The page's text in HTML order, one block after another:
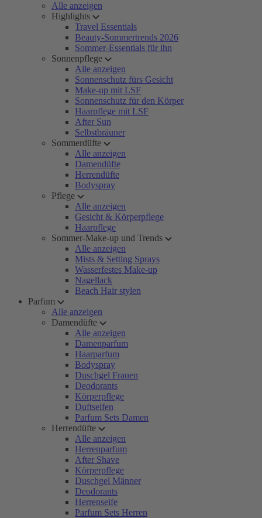
Alle anzeigen
Highlights
Travel Essentials
Beauty-Sommertrends 2026
Sommer-Essentials für ihn
Sonnenpflege
Alle anzeigen
Sonnenschutz fürs Gesicht
Make-up mit LSF
Sonnenschutz für den Körper
Haarpflege mit LSF
After Sun
Selbstbräuner
Sommerdüfte
Alle anzeigen
Damendüfte
Herrendüfte
Bodyspray
Pflege
Alle anzeigen
Gesicht & Körperpflege
Haarpflege
Sommer-Make-up und Trends
Alle anzeigen
Mists & Setting Sprays
Wasserfestes Make-up
Nagellack
Beach Hair stylen
Parfum
Alle anzeigen
Damendüfte
Alle anzeigen
Damenparfum
Haarparfum
Bodyspray
Duschgel Frauen
Deodorants
Körperpflege
Duftseifen
Parfum Sets Damen
Herrendüfte
Alle anzeigen
Herrenparfum
After Shave
Körperpflege
Duschgel Männer
Deodorants
Herrenseife
Parfum Sets Herren